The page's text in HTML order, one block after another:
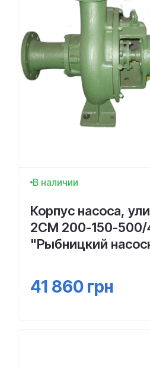
В наличии
Корпус насоса,
2СМ 200-150-
"Рыбницкий
41 860 грн